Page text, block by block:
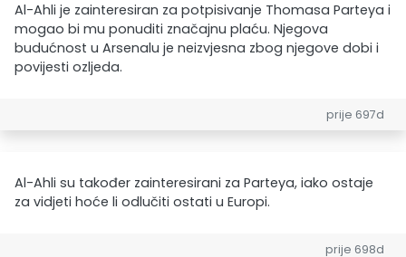
Al-Ahli je zainteresiran za potpisivanje Thomasa Parteya i
mogao bi mu ponuditi značajnu plaću. Njegova
budućnost u Arsenalu je neizvjesna zbog njegove dobi i
povijesti ozljeda.
prije 697d
Al-Ahli su također zainteresirani za Parteya, iako ostaje
za vidjeti hoće li odlučiti ostati u Europi.
prije 698d